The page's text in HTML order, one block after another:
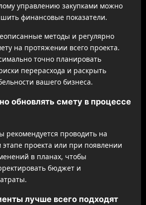
управлению закупками можно
финансовые показатели.
методы и регулярно
на протяжении всего проекта.
точно планировать
перерасхода и раскрыть
вашего бизнеса.
обновлять смету в процессе
рекомендуется проводить на
проекта или при появлении
в планах, чтобы
бюджет и
лучше всего подходят